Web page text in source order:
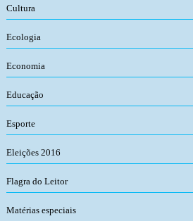
Cultura
Ecologia
Economia
Educação
Esporte
Eleições 2016
Flagra do Leitor
Matérias especiais